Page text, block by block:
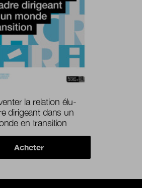
la relation élu-
dirigeant dans un
en transition
Acheter